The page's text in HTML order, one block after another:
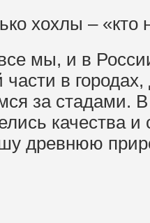
хохлы – «кто
мы, и в
в
за стадами.
качества и
древнюю